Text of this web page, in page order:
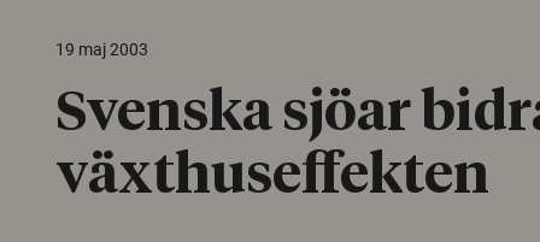
19 maj 2003
Svenska sjöar
växthuseffekten